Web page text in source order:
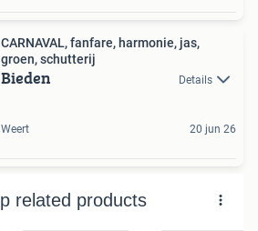
CARNAVAL, fanfare, harmonie, jas,
groen, schutterij
Bieden Details
Weert 20 jun 26